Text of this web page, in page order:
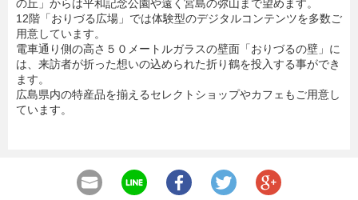
の丘」からは平和記念公園や遠く宮島の弥山まで望めます。
12階「おりづる広場」では体験型のデジタルコンテンツを多数ご
用意しています。
電車通り側の高さ５０メートルガラスの壁面「おりづるの壁」に
は、来訪者が折った想いの込められた折り鶴を投入する事ができ
ます。
広島県内の特産品を揃えるセレクトショップやカフェもご用意し
ています。